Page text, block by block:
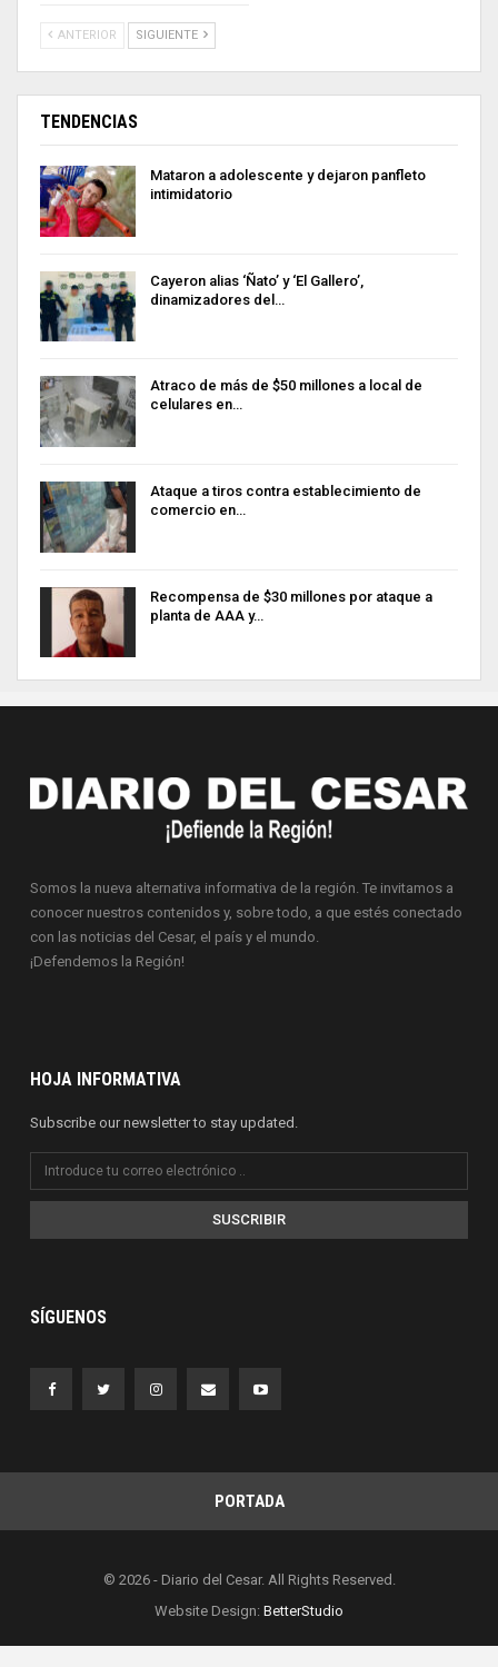
ANTERIOR SIGUIENTE
TENDENCIAS
Mataron a adolescente y dejaron panfleto
intimidatorio
Cayeron alias ‘Ñato’ y ‘El Gallero’,
dinamizadores del…
Atraco de más de $50 millones a local de
celulares en…
Ataque a tiros contra establecimiento de
comercio en…
Recompensa de $30 millones por ataque a
planta de AAA y…
Somos la nueva alternativa informativa de la región. Te invitamos a
conocer nuestros contenidos y, sobre todo, a que estés conectado
con las noticias del Cesar, el país y el mundo.
¡Defendemos la Región!
HOJA INFORMATIVA
Subscribe our newsletter to stay updated.
SUSCRIBIR
SÍGUENOS
PORTADA
© 2026 - Diario del Cesar. All Rights Reserved.
Website Design: BetterStudio